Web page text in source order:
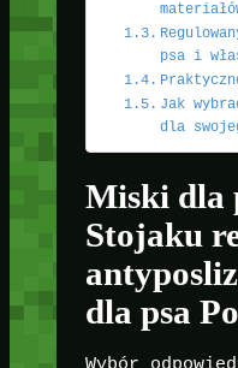
psa i
Jak
dla
Miski dla
Stojaku
dla psa